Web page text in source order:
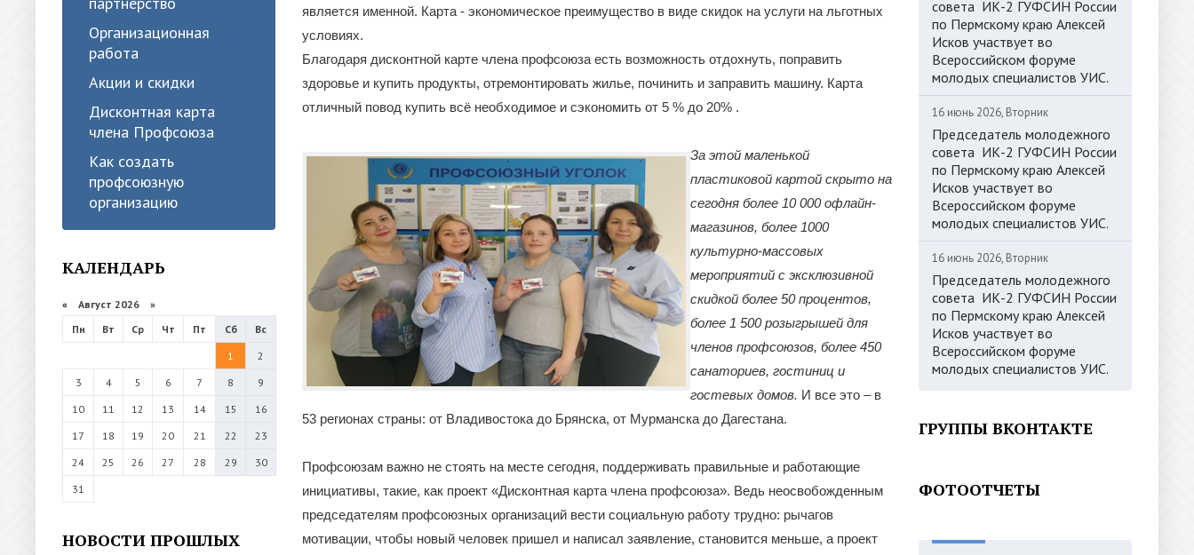
Организационная
работа
Акции и скидки
Дисконтная карта
члена Профсоюза
Как создать
профсоюзную
организацию
КАЛЕНДАРЬ
« Август 2026 »
Пн
Вт Ср Чт Пт Сб
Вс
1
2
3
4 5 6 7 8
9
10
11 12 13 14 15
16
17
18 19 20 21 22
23
24
25 26 27 28 29
30
31
НОВОСТИ ПРОШЛЫХ
является именной. Карта - экономическое преимущество в виде скидок на услуги на льготных
условиях.
Благодаря дисконтной карте члена профсоюза есть возможность отдохнуть, поправить
здоровье и купить продукты, отремонтировать жилье, починить и заправить машину. Карта
отличный повод купить всё необходимое и сэкономить от 5 % до 20% .
За этой маленькой
пластиковой картой скрыто на
сегодня более 10 000 офлайн-
магазинов, более 1000
культурно-массовых
мероприятий с эксклюзивной
скидкой более 50 процентов,
более 1 500 розыгрышей для
членов профсоюзов, более 450
санаториев, гостиниц и
гостевых домов. И все это – в
53 регионах страны: от Владивостока до Брянска, от Мурманска до Дагестана.
Профсоюзам важно не стоять на месте сегодня, поддерживать правильные и работающие
инициативы, такие, как проект «Дисконтная карта члена профсоюза». Ведь неосвобожденным
председателям профсоюзных организаций вести социальную работу трудно: рычагов
мотивации, чтобы новый человек пришел и написал заявление, становится меньше, а проект
совета ИК-2 ГУФСИН России
по Пермскому краю Алексей
Исков участвует во
Всероссийском форуме
молодых специалистов УИС.
16 июнь 2026, Вторник
Председатель молодежного
совета ИК-2 ГУФСИН России
по Пермскому краю Алексей
Исков участвует во
Всероссийском форуме
молодых специалистов УИС.
16 июнь 2026, Вторник
Председатель молодежного
совета ИК-2 ГУФСИН России
по Пермскому краю Алексей
Исков участвует во
Всероссийском форуме
молодых специалистов УИС.
ГРУППЫ ВКОНТАКТЕ
ФОТООТЧЕТЫ